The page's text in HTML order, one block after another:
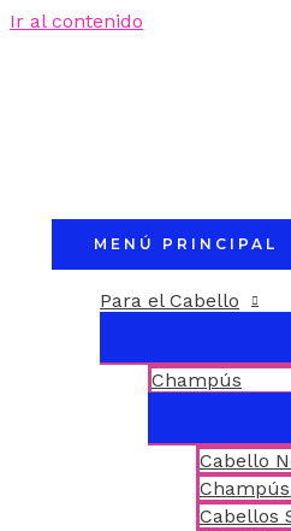
Ir al contenido
MENÚ PRINCIPAL
Para el Cabello
Champús
Cabello
Cabellos